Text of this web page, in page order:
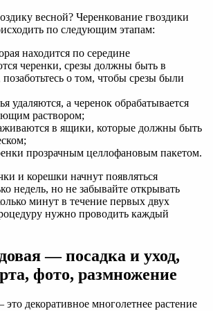
весной? Черенкование гвоздики
по следующим этапам:
находится по середине
черенки, срезы должны быть в
о том, чтобы срезы были
удаляются, а черенок обрабатывается
раствором;
в ящики, которые должны быть
прозрачным целлофановым пакетом.
и корешки начнут появляться
недель, но не забывайте открывать
минут в течение первых двух
нужно проводить каждый
— посадка и уход,
фото, размножение
декоративное многолетнее растение